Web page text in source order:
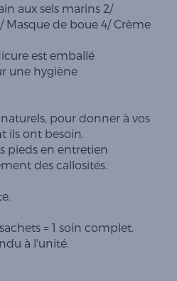
aux sels marins 2/
Masque de boue 4/ Crème
est emballé
une hygiène
pour donner à vos
ils ont besoin.
pieds en entretien
des callosités.
= 1 soin complet.
à l'unité.